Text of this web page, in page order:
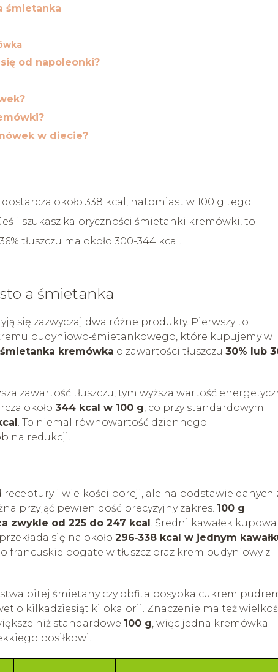
śmietanka
od napoleonki?
w diecie?
około 338 kcal, natomiast w 100 g tego
szukasz kaloryczności śmietanki kremówki, to
tłuszczu ma około 300-344 kcal.
a śmietanka
się zazwyczaj dwa różne produkty. Pierwszy to
budyniowo‑śmietankowego, które kupujemy w
śmietanka kremówka o zawartości tłuszczu 30% lub
zawartość tłuszczu, tym wyższa wartość
około 344 kcal w 100 g, co przy standardowym
. To niemal równowartość dziennego
na redukcji.
receptury i wielkości porcji, ale na podstawie danych
przyjąć pewien dość precyzyjny zakres. 100 g
zwykle od 225 do 247 kcal. Średni kawałek
się na około 296‑338 kcal w jednym
francuskie bogate w tłuszcz oraz krem budyniowy z
bitej śmietany czy obfita posypka cukrem
o kilkadziesiąt kilokalorii. Znaczenie ma też
niż standardowe 100 g, więc jedna kremówka
posiłkowi.